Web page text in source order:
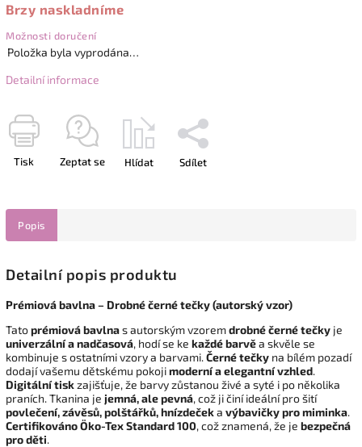
Brzy naskladníme
Možnosti doručení
Položka byla vyprodána…
Detailní informace
Tisk Zeptat se Hlídat Sdílet
Popis
Detailní popis produktu
Prémiová bavlna – Drobné černé tečky (autorský vzor)
Tatoprémiová bavlnas autorským vzoremdrobné černé tečky je
univerzální a nadčasová, hodí se ke každé barvěa skvěle se
kombinuje s ostatními vzory a barvami.Černé tečky na bílém pozadí
dodají vašemu dětskému pokojimoderní a elegantní vzhled.
Digitální tiskzajišťuje, že barvy zůstanou živé a syté i po několika
praních. Tkanina je jemná, ale pevná, což ji činí ideální pro šití
povlečení, závěsů, polštářků, hnízdečeka výbavičky pro miminka.
Certifikováno Öko-Tex Standard 100, což znamená, že je bezpečná
pro děti.